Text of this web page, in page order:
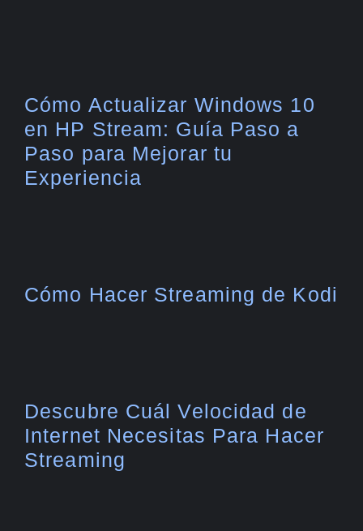
Cómo Actualizar Windows 10
en HP Stream: Guía Paso a
Paso para Mejorar tu
Experiencia
Cómo Hacer Streaming de Kodi
Descubre Cuál Velocidad de
Internet Necesitas Para Hacer
Streaming